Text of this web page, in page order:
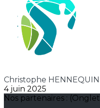
Christophe HENNEQUIN
4 juin 2025
Nos partenaires :